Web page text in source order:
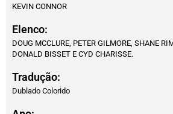
KEVIN CONNOR
Elenco:
DOUG MCCLURE, PETER GILMORE, SHANE
DONALD BISSET E CYD CHARISSE.
Tradução:
Dublado Colorido